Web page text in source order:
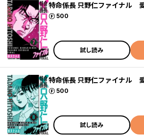
特命係長 只野仁ファイナル
500
ポイント
試し読み
特命係長 只野仁ファイナル
500
ポイント
試し読み